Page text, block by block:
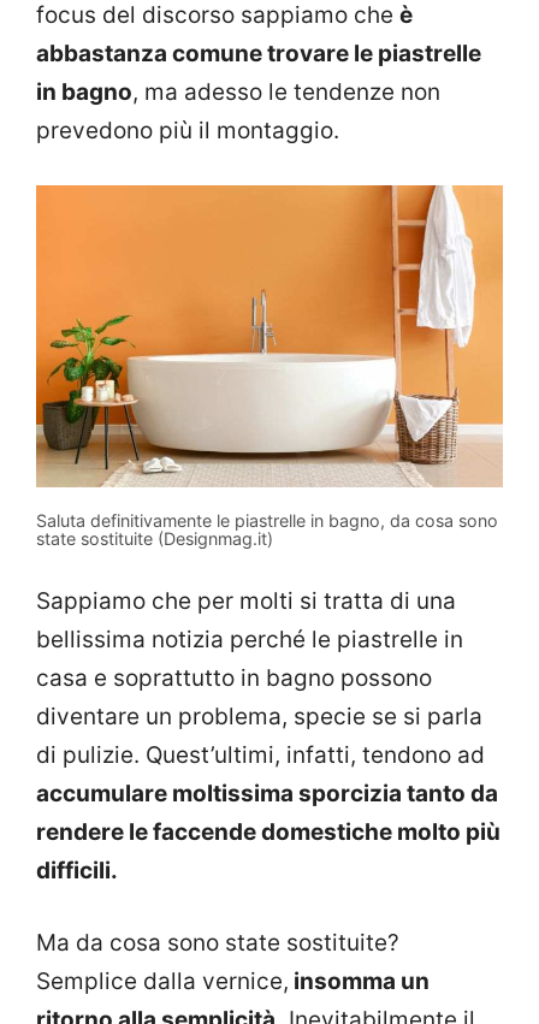
focus del discorso sappiamo che è
abbastanza comune trovare le piastrelle
in bagno, ma adesso le tendenze non
prevedono più il montaggio.
Saluta definitivamente le piastrelle in bagno, da cosa sono
state sostituite (Designmag.it)
Sappiamo che per molti si tratta di una
bellissima notizia perché le piastrelle in
casa e soprattutto in bagno possono
diventare un problema, specie se si parla
di pulizie. Quest’ultimi, infatti, tendono ad
accumulare moltissima sporcizia tanto da
rendere le faccende domestiche molto più
difficili.
Ma da cosa sono state sostituite?
Semplice dalla vernice, insomma un